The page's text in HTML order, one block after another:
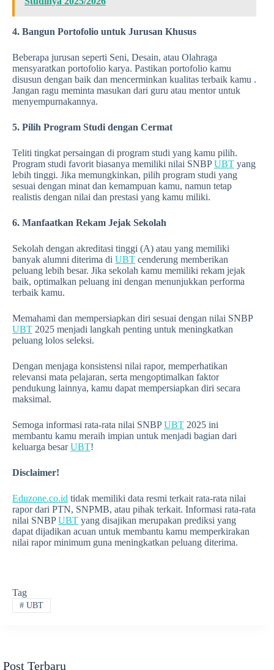
4. Bangun Portofolio untuk Jurusan Khusus
Beberapa jurusan seperti Seni, Desain, atau Olahraga
mensyaratkan portofolio karya. Pastikan portofolio kamu
disusun dengan baik dan mencerminkan kualitas terbaik kamu .
Jangan ragu meminta masukan dari guru atau mentor untuk
menyempurnakannya.
5. Pilih Program Studi dengan Cermat
Teliti tingkat persaingan di program studi yang kamu pilih.
Program studi favorit biasanya memiliki nilai SNBPUBT yang
lebih tinggi. Jika memungkinkan, pilih program studi yang
sesuai dengan minat dan kemampuan kamu, namun tetap
realistis dengan nilai dan prestasi yang kamu miliki.
6. Manfaatkan Rekam Jejak Sekolah
Sekolah dengan akreditasi tinggi (A) atau yang memiliki
banyak alumni diterima di UBT cenderung memberikan
peluang lebih besar. Jika sekolah kamu memiliki rekam jejak
baik, optimalkan peluang ini dengan menunjukkan performa
terbaik kamu.
Memahami dan mempersiapkan diri sesuai dengan nilai SNBP
UBT 2025 menjadi langkah penting untuk meningkatkan
peluang lolos seleksi.
Dengan menjaga konsistensi nilai rapor, memperhatikan
relevansi mata pelajaran, serta mengoptimalkan faktor
pendukung lainnya, kamu dapat mempersiapkan diri secara
maksimal.
Semoga informasi rata-rata nilai SNBPUBT 2025 ini
membantu kamu meraih impian untuk menjadi bagian dari
keluarga besarUBT!
Disclaimer!
Eduzone.co.id tidak memiliki data resmi terkait rata-rata nilai
rapor dari PTN, SNPMB, atau pihak terkait. Informasi rata-rata
nilai SNBPUBT yang disajikan merupakan prediksi yang
dapat dijadikan acuan untuk membantu kamu memperkirakan
nilai rapor minimum guna meningkatkan peluang diterima.
Tag
#UBT
Post Terbaru